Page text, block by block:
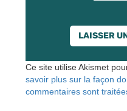
Ce site utilise Akismet
savoir plus sur la façon
commentaires sont